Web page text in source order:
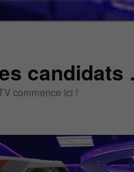
commence ici !